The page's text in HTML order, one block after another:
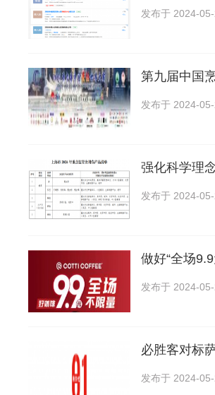
发布于 2024-
第九届中国
发布于 2024-
强化科学理
发布于 2024-
做好“全场
发布于 2024-
必胜客对标
发布于 2024-